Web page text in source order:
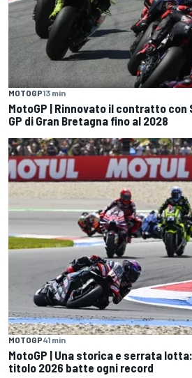
MOTOGP13 min
MotoGP | Rinnovato il contratto
GP di Gran Bretagna fino al 2028
MOTOGP41 min
MotoGP | Una storica e serrata
titolo 2026 batte ogni record